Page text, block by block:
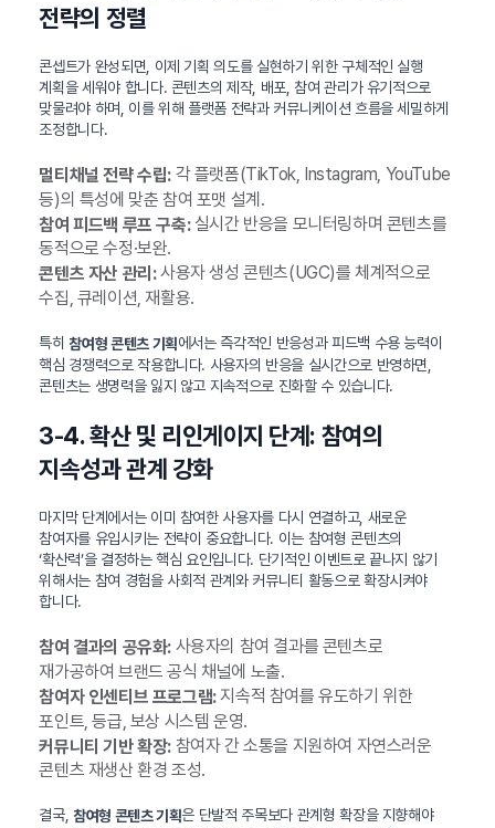
전략의 정렬
콘셉트가 완성되면, 이제 기획 의도를 실현하기 위한 구체적인 실행
계획을 세워야 합니다. 콘텐츠의 제작, 배포, 참여 관리가 유기적으로
맞물려야 하며, 이를 위해 플랫폼 전략과 커뮤니케이션 흐름을 세밀하게
조정합니다.
멀티채널 전략 수립:각 플랫폼(TikTok, Instagram, YouTube
등)의 특성에 맞춘 참여 포맷 설계.
참여 피드백 루프 구축:실시간 반응을 모니터링하며 콘텐츠를
동적으로 수정·보완.
콘텐츠 자산 관리:사용자 생성 콘텐츠(UGC)를 체계적으로
수집, 큐레이션, 재활용.
특히참여형 콘텐츠 기획에서는 즉각적인 반응성과 피드백 수용 능력이
핵심 경쟁력으로 작용합니다. 사용자의 반응을 실시간으로 반영하면,
콘텐츠는 생명력을 잃지 않고 지속적으로 진화할 수 있습니다.
3-4. 확산 및 리인게이지 단계: 참여의
지속성과 관계 강화
마지막 단계에서는 이미 참여한 사용자를 다시 연결하고, 새로운
참여자를 유입시키는 전략이 중요합니다. 이는 참여형 콘텐츠의
‘확산력’을 결정하는 핵심 요인입니다. 단기적인 이벤트로 끝나지 않기
위해서는 참여 경험을 사회적 관계와 커뮤니티 활동으로 확장시켜야
합니다.
참여 결과의 공유화:사용자의 참여 결과를 콘텐츠로
재가공하여 브랜드 공식 채널에 노출.
참여자 인센티브 프로그램:지속적 참여를 유도하기 위한
포인트, 등급, 보상 시스템 운영.
커뮤니티 기반 확장:참여자 간 소통을 지원하여 자연스러운
콘텐츠 재생산 환경 조성.
결국, 참여형 콘텐츠 기획은 단발적 주목보다 관계형 확장을 지향해야